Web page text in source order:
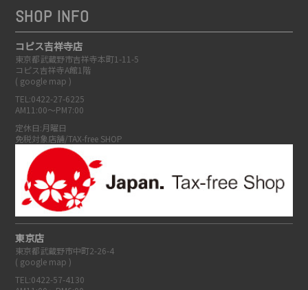
SHOP INFO
コピス吉祥寺店
東京都武蔵野市吉祥寺本町1-11-5
コピス吉祥寺A館1階
( google map )
TEL:0422-27-6225
AM11:00～PM7:00
定休日:月曜日
免税対象店舗/TAX-free SHOP
東京店
東京都武蔵野市中町2-26-4
( google map )
TEL:0422-57-4130